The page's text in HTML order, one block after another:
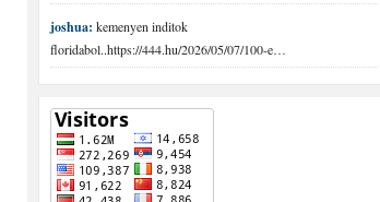
joshua: kemenyen inditok
floridabol..https://444.hu/2026/05/07/100-e…